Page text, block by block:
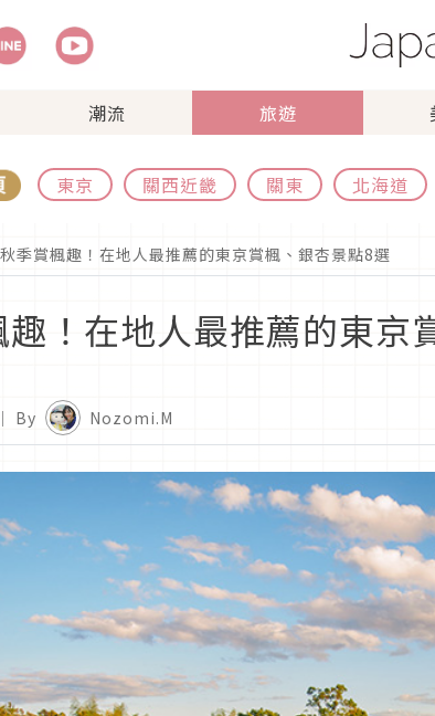
潮流 旅遊
東京 關西近畿 關東 北海道
秋季賞楓趣！在地人最推薦的東京賞楓、銀杏景點8選
！在地人最推薦的東京
｜ By Nozomi.M